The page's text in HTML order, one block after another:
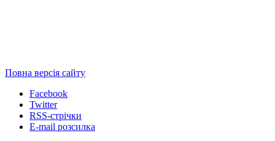
Повна версія сайту
Facebook
Twitter
RSS-стрічки
E-mail розсилка